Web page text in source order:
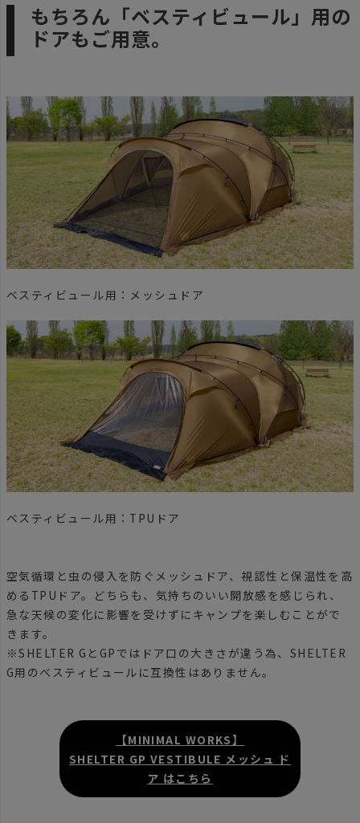
もちろん「ベスティビュール」用の
ドアもご用意。
ベスティビュール用：メッシュドア
ベスティビュール用：TPUドア
空気循環と虫の侵入を防ぐメッシュドア、視認性と保温性を高
めるTPUドア。どちらも、気持ちのいい開放感を感じられ、
急な天候の変化に影響を受けずにキャンプを楽しむことがで
きます。
※SHELTER GとGPではドア口の大きさが違う為、SHELTER
G用のベスティビュールに互換性はありません。
【MINIMAL WORKS】
SHELTER GP VESTIBULE メッシュ ド
ア はこちら